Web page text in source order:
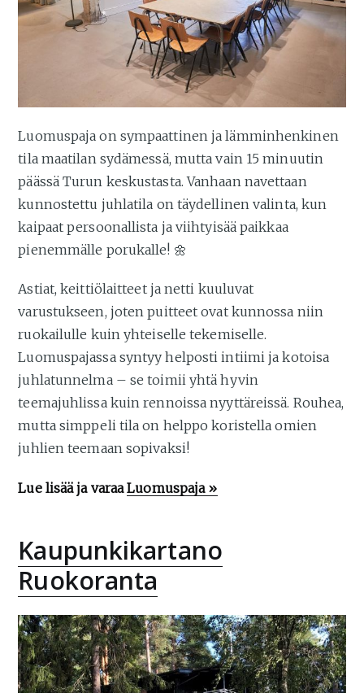
Luomuspaja on sympaattinen ja lämminhenkinen
tila maatilan sydämessä, mutta vain 15 minuutin
päässä Turun keskustasta. Vanhaan navettaan
kunnostettu juhlatila on täydellinen valinta, kun
kaipaat persoonallista ja viihtyisää paikkaa
pienemmälle porukalle! 🌼
Astiat, keittiölaitteet ja netti kuuluvat
varustukseen, joten puitteet ovat kunnossa niin
ruokailulle kuin yhteiselle tekemiselle.
Luomuspajassa syntyy helposti intiimi ja kotoisa
juhlatunnelma – se toimii yhtä hyvin
teemajuhlissa kuin rennoissa nyyttäreissä. Rouhea,
mutta simppeli tila on helppo koristella omien
juhlien teemaan sopivaksi!
Lue lisää ja varaaLuomuspaja »
Kaupunkikartano
Ruokoranta